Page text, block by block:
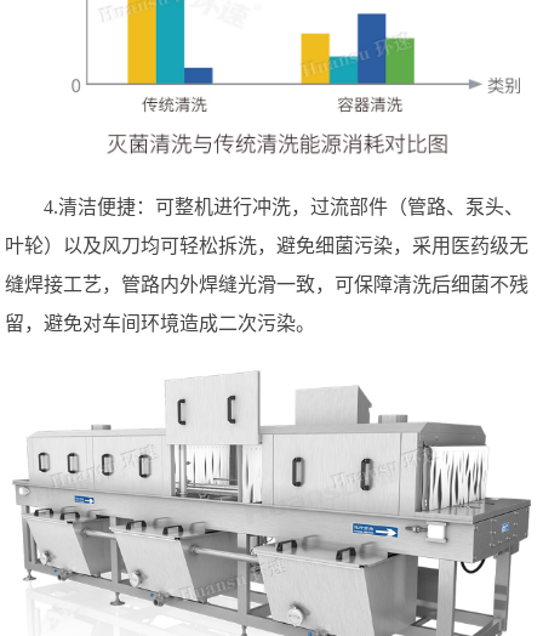
4.清洁便捷：可整机进行冲洗，过流部件（管路、泵头、
叶轮）以及风刀均可轻松拆洗，避免细菌污染，采用医药级无
缝焊接工艺，管路内外焊缝光滑一致，可保障清洗后细菌不残
留，避免对车间环境造成二次污染。